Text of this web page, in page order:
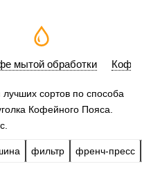
мытой обработки Кофе
сортов по способа
Кофейного Пояса.
фильтр френч-пресс